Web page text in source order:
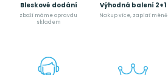
Bleskové dodání
zboží máme opravdu
skladem
Výhodná balení 2+1
Nakup více, zaplať méně